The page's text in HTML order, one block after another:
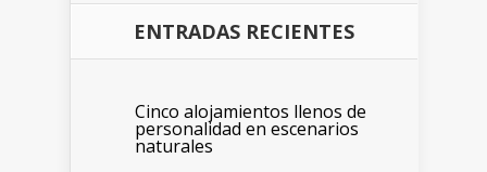
ENTRADAS RECIENTES
Cinco alojamientos llenos de
personalidad en escenarios
naturales